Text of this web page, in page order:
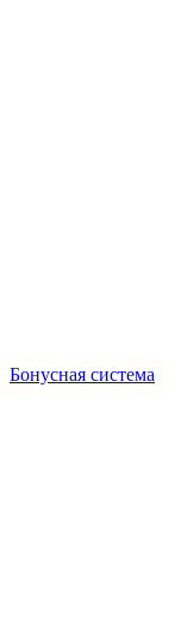
Бонусная система